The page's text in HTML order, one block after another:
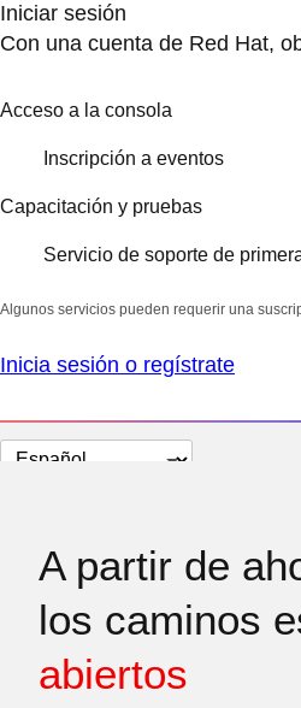
Iniciar sesión
Con una cuenta de Red Hat,
Acceso a la consola
Inscripción a eventos
Capacitación y pruebas
Servicio de soporte de
Algunos servicios pueden requerir una
Inicia sesión o regístrate
Cambiar
A partir de
los caminos
abiertos